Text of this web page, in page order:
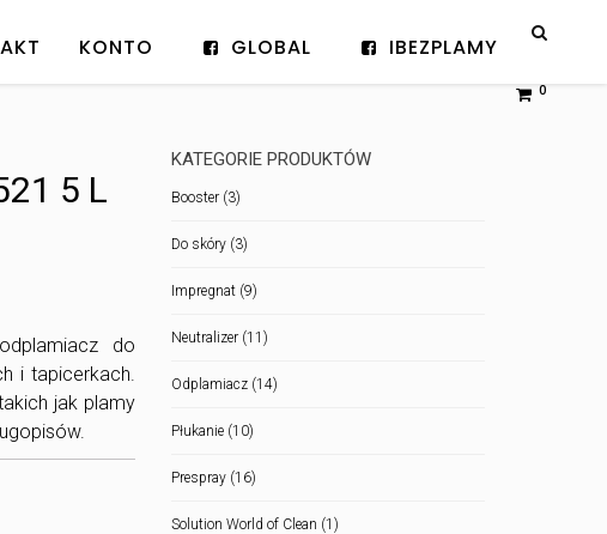
KONTO GLOBAL IBEZPLAMY
0
5 L
do
i tapicerkach.
jak plamy
KATEGORIE PRODUKTÓW
Booster (3)
Do skóry (3)
Impregnat (9)
Neutralizer (11)
Odplamiacz (14)
Płukanie (10)
Prespray (16)
Solution World of Clean (1)